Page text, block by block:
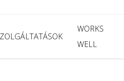
WORKS
WELL